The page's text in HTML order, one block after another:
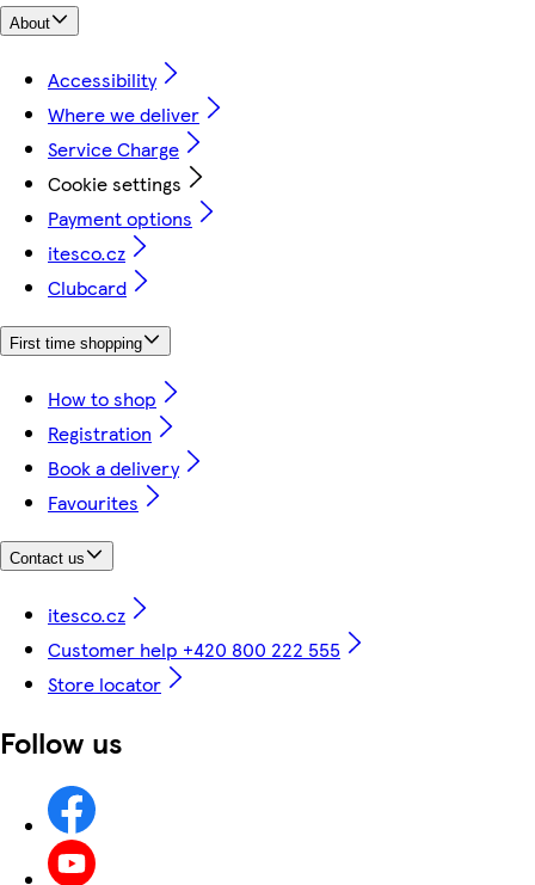
About
Accessibility
Where we deliver
Service Charge
Cookie settings
Payment options
itesco.cz
Clubcard
First time shopping
How to shop
Registration
Book a delivery
Favourites
Contact us
itesco.cz
Customer help +420 800 222 555
Store locator
Follow us